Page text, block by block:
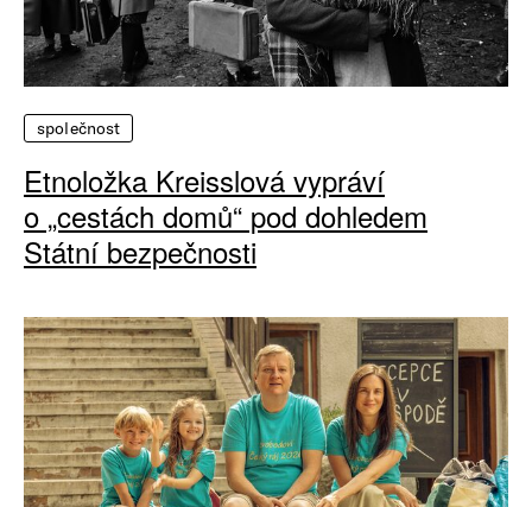
společnost
Etnoložka Kreisslová vypráví
o „cestách domů“ pod dohledem
Státní bezpečnosti